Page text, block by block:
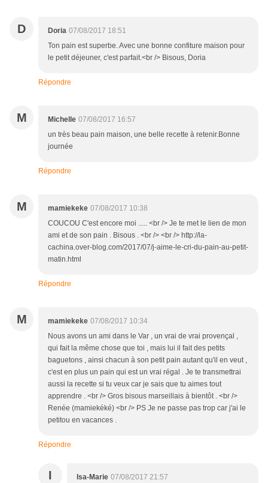
D Doria 07/08/2017 18:51
Ton pain est superbe. Avec une bonne confiture maison pour
le petit déjeuner, c'est parfait.<br /> Bisous, Doria
Répondre
M Michelle 07/08/2017 16:57
un très beau pain maison, une belle recette à retenir.Bonne
journée
Répondre
M mamiekeke 07/08/2017 10:38
COUCOU C'est encore moi ..... <br /> Je te met le lien de mon
ami et de son pain . Bisous . <br /> <br /> http://la-
cachina.over-blog.com/2017/07/j-aime-le-cri-du-pain-au-petit-
matin.html
Répondre
M mamiekeke 07/08/2017 10:34
Nous avons un ami dans le Var , un vrai de vrai provençal ,
qui fait la même chose que toi , mais lui il fait des petits
baguetons , ainsi chacun à son petit pain autant qu'il en veut ,
c'est en plus un pain qui est un vrai régal . Je te transmettrai
aussi la recette si tu veux car je sais que tu aimes tout
apprendre . <br /> Gros bisous marseillais à bientôt . <br />
Renée (mamiekéké) <br /> PS Je ne passe pas trop car j'ai le
petitou en vacances .
Répondre
I Isa-Marie 07/08/2017 21:57